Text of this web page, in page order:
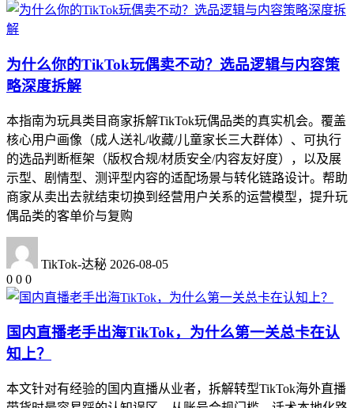
为什么你的TikTok玩偶卖不动？选品逻辑与内容策
略深度拆解
本指南为玩具类目商家拆解TikTok玩偶品类的真实机会。覆盖
核心用户画像（成人送礼/收藏/儿童家长三大群体）、可执行
的选品判断框架（版权合规/材质安全/内容友好度），以及展
示型、剧情型、测评型内容的适配场景与转化链路设计。帮助
商家从卖出去就结束切换到经营用户关系的运营模型，提升玩
偶品类的客单价与复购
TikTok-达秘 2026-08-05
0 0 0
国内直播老手出海TikTok，为什么第一关总卡在认
知上？
本文针对有经验的国内直播从业者，拆解转型TikTok海外直播